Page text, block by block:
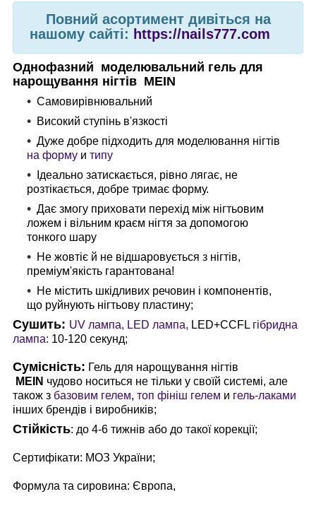
Повний асортимент дивіться на
нашому сайті: https://nails777.com
Однофазний моделювальний гель для
нарощування нігтів MEIN
Самовирівнювальний
Високий ступінь в'язкості
Дуже добре підходить для моделювання нігтів
на форму и типу
Ідеально затискається, рівно лягає, не
розтікається, добре тримає форму.
Дає змогу приховати перехід між нігтьовим
ложем і вільним краєм нігтя за допомогою
тонкого шару
Не жовтіє й не відшаровується з нігтів,
преміум'якість гарантована!
Не містить шкідливих речовин і компонентів,
що руйнують нігтьову пластину;
Сушить: UV лампа, LED лампа, LED+CCFL гібридна
лампа: 10-120 секунд;
Сумісність: Гель для нарощування нігтів
MEIN чудово носиться не тільки у своїй системі, але
також з базовим гелем, топ фініш гелем и гель-лаками
інших брендів і виробників;
Стійкість: до 4-6 тижнів або до такої корекції;
Сертифікати: МОЗ України;
Формула та сировина: Європа,